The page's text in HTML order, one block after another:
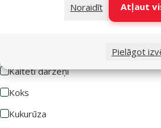
Noraidīt
Atļaut
Pielāgot
Kaltēti dārzeņi
Koks
Kukurūza